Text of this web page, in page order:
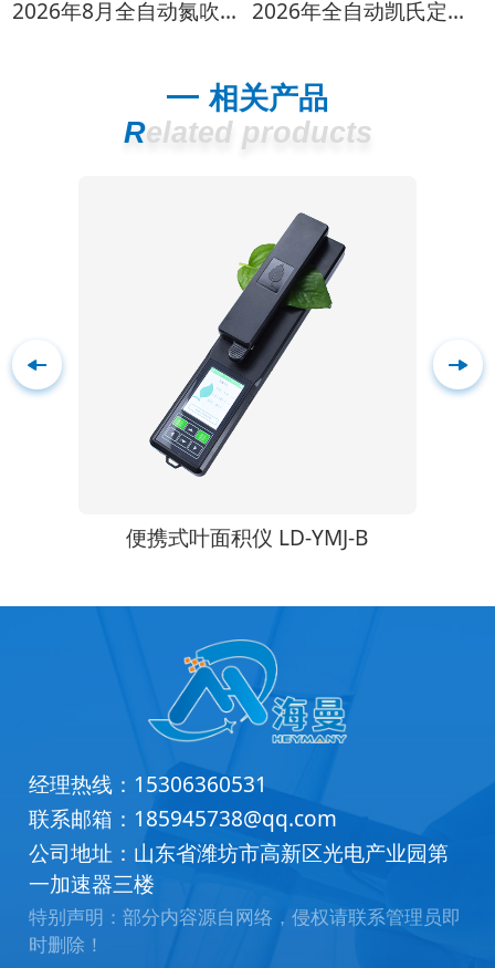
2026年8月全自动氮吹仪选购指南：各行业适配方案推荐 2026年全自动凯氏定氮仪选购指南 实验室选型全攻略
相关产品
Related products
便携式叶面积仪 LD-YMJ-B
经理热线： 15306360531
联系邮箱： 185945738@qq.com
公司地址：山东省潍坊市高新区光电产业园第
一加速器三楼
特别声明：部分内容源自网络，侵权请联系管理员即
时删除！